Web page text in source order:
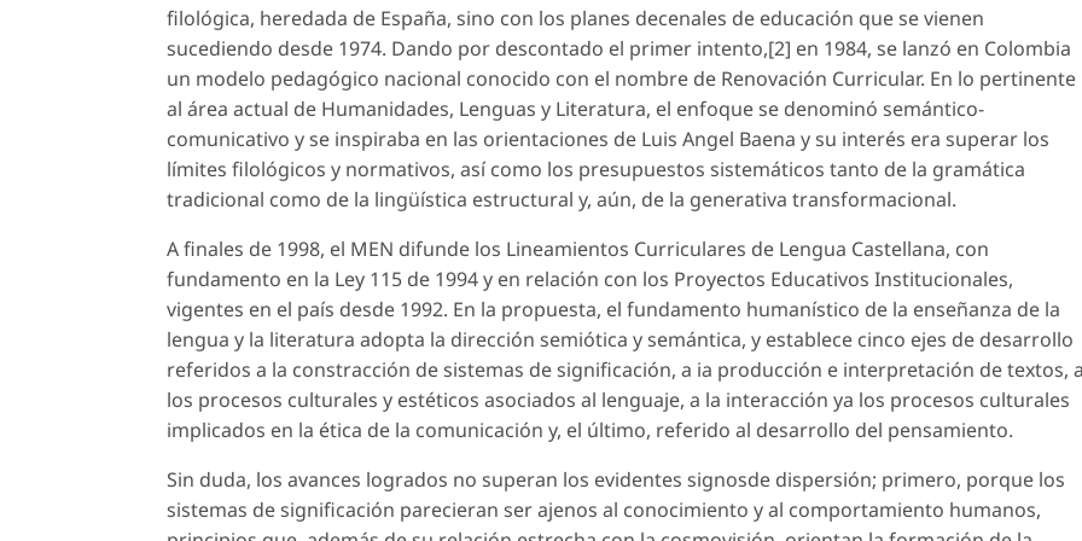
filológica, heredada de España, sino con los planes decenales de educación que se vienen
sucediendo desde 1974. Dando por descontado el primer intento,[2] en 1984, se lanzó en Colombia
un modelo pedagógico nacional conocido con el nombre de Renovación Curricular. En lo pertinente
al área actual de Humanidades, Lenguas y Literatura, el enfoque se denominó semántico-
comunicativo y se inspiraba en las orientaciones de Luis Angel Baena y su interés era superar los
límites filológicos y normativos, así como los presupuestos sistemáticos tanto de la gramática
tradicional como de la lingüística estructural y, aún, de la generativa transformacional.
A finales de 1998, el MEN difunde los Lineamientos Curriculares de Lengua Castellana, con
fundamento en la Ley 115 de 1994 y en relación con los Proyectos Educativos Institucionales,
vigentes en el país desde 1992. En la propuesta, el fundamento humanístico de la enseñanza de la
lengua y la literatura adopta la dirección semiótica y semántica, y establece cinco ejes de desarrollo
referidos a la constracción de sistemas de significación, a ia producción e interpretación de textos,
los procesos culturales y estéticos asociados al lenguaje, a la interacción ya los procesos culturales
implicados en la ética de la comunicación y, el último, referido al desarrollo del pensamiento.
Sin duda, los avances logrados no superan los evidentes signosde dispersión; primero, porque los
sistemas de significación parecieran ser ajenos al conocimiento y al comportamiento humanos,